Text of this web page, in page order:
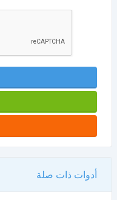
أدوات ذات صلة